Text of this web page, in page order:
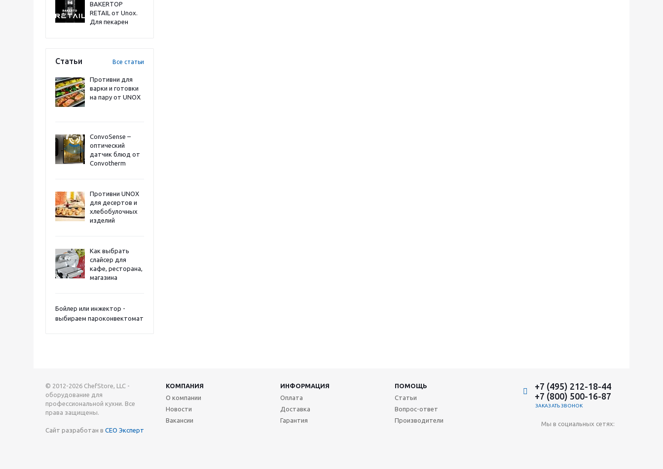
BAKERTOP
RETAIL от Unox.
Для пекарен
Статьи Все статьи
Противни для
варки и готовки
на пару от UNOX
ConvoSense –
оптический
датчик блюд от
Convotherm
Противни UNOX
для десертов и
хлебобулочных
изделий
Как выбрать
слайсер для
кафе, ресторана,
магазина
Бойлер или инжектор -
выбираем пароконвектомат
© 2012-2026 ChefStore, LLC -
оборудование для
профессиональной кухни. Все
права защищены.
Сайт разработан в СЕО Эксперт
КОМПАНИЯ ИНФОРМАЦИЯ
ПОМОЩЬ
О компании
Новости
Вакансии
Оплата
Доставка
Гарантия
Статьи
Вопрос-ответ
Производители
+7 (495) 212-18-44
+7 (800) 500-16-87
ЗАКАЗАТЬ ЗВОНОК
Мы в социальных сетях: